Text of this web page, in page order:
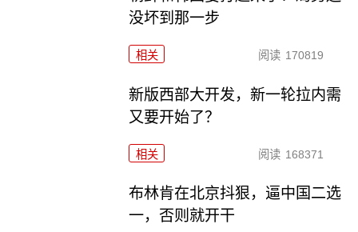
没坏到那一步
相关 阅读 170819
新版西部大开发，新一轮拉内需
又要开始了？
相关 阅读 168371
布林肯在北京抖狠，逼中国二选
一，否则就开干